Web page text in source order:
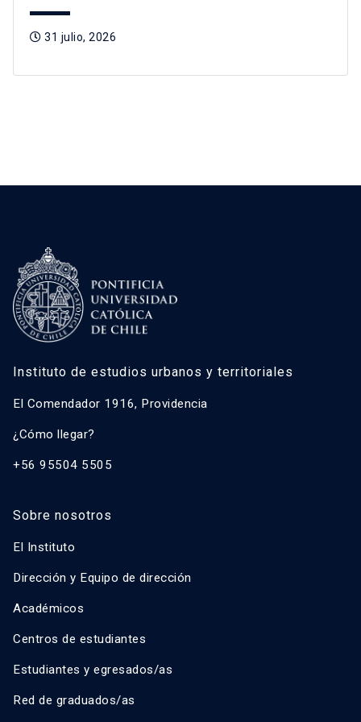
31 julio, 2026
Instituto de estudios urbanos y territoriales
El Comendador 1916, Providencia
¿Cómo llegar?
+56 95504 5505
Sobre nosotros
El Instituto
Dirección y Equipo de dirección
Académicos
Centros de estudiantes
Estudiantes y egresados/as
Red de graduados/as